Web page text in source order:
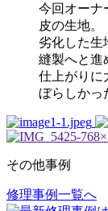
今回オーナ
皮の生地。
劣化した生
縫製へと進
仕上がりに
ぼらしかっ
その他事例
投
修理事例一覧へ